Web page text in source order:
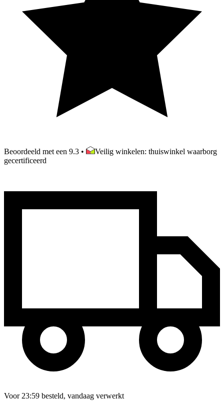
Beoordeeld met een 9.3 •
Veilig winkelen: thuiswinkel waarborg
gecertificeerd
Voor 23:59 besteld, vandaag verwerkt